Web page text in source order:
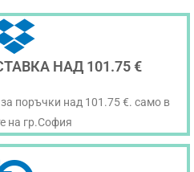
НАД 101.75 €
поръчки над 101.75 €. само в
на гр.София